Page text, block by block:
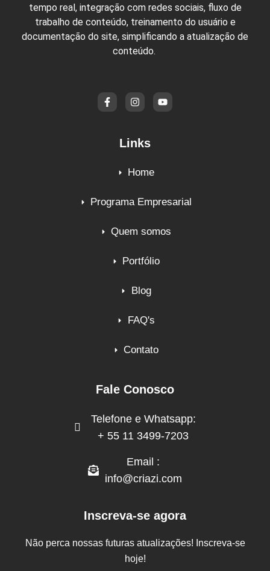
tempo real, integração com redes sociais, fluxo de
trabalho de conteúdo, treinamento do usuário e
documentação do site, simplificando a atualização de
conteúdo.
Links
Home
Programa Empresarial
Quem somos
Portfólio
Blog
FAQ's
Contato
Fale Conosco
Telefone e Whatsapp:
+ 55 11 3499-7203
Email :
info@criazi.com
Inscreva-se agora
Não perca nossas futuras atualizações! Inscreva-se
hoje!